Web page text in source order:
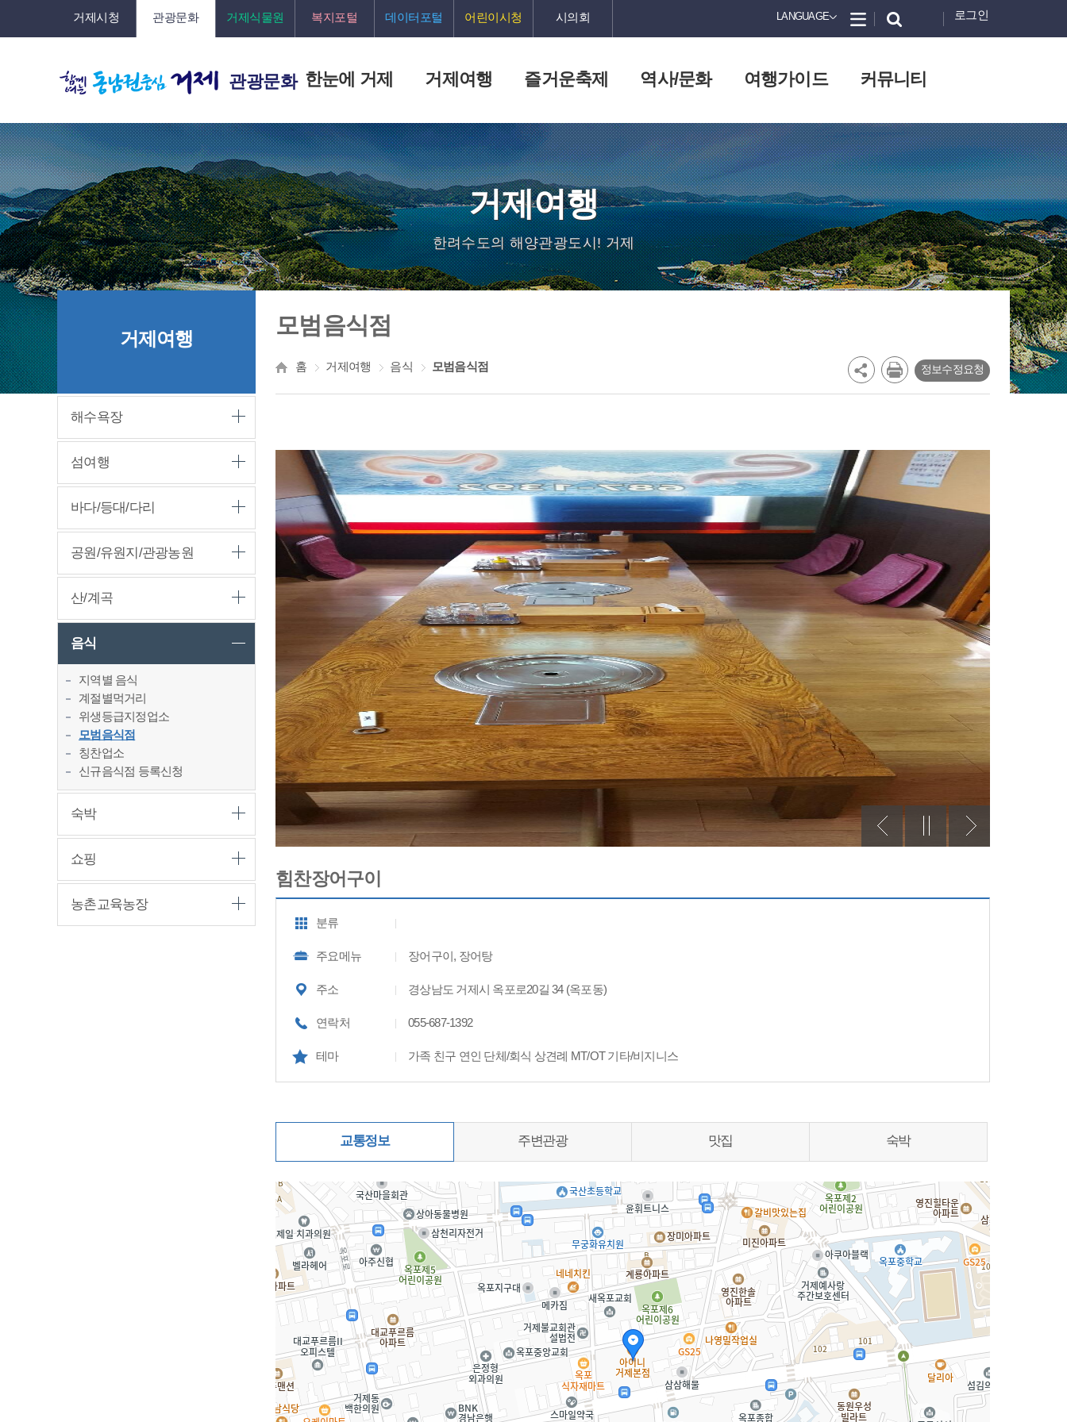
거제시청 관광문화 거제식물원 복지포털 데이터포털 어린이시청 시의회 LANGUAGE 로그인
관광문화 한눈에 거제 거제여행 즐거운축제 역사/문화 여행가이드 커뮤니티
거제여행
한려수도의 해양관광도시! 거제
거제여행
해수욕장
섬여행
바다/등대/다리
공원/유원지/관광농원
산/계곡
음식
지역별 음식
계절별먹거리
위생등급지정업소
모범음식점
칭찬업소
신규음식점 등록신청
숙박
쇼핑
농촌교육농장
모범음식점
홈 거제여행 음식 모범음식점 정보수정요청
힘찬장어구이
분류
주요메뉴 장어구이, 장어탕
주소 경상남도 거제시 옥포로20길 34 (옥포동)
연락처 055-687-1392
테마 가족 친구 연인 단체/회식 상견례 MT/OT 기타/비지니스
교통정보 주변관광 맛집 숙박
지도삽입 (가로100%)